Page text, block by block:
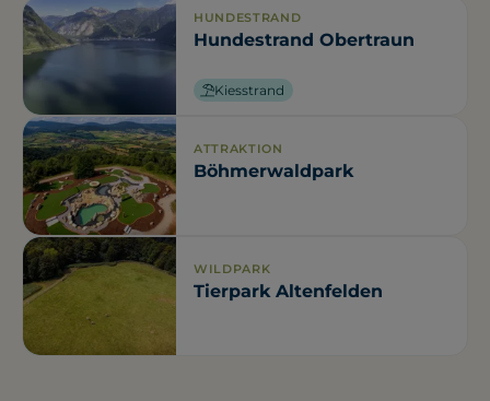
HUNDESTRAND
Hundestrand Obertraun
Kiesstrand
ATTRAKTION
Böhmerwaldpark
WILDPARK
Tierpark Altenfelden